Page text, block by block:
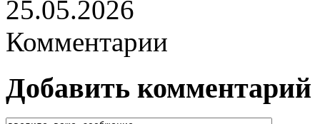
25.05.2026
Комментарии
Добавить комментарий